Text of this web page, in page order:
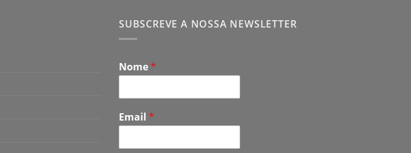
SUBSCREVE A NOSSA NEWSLETTER
Nome *
Email *